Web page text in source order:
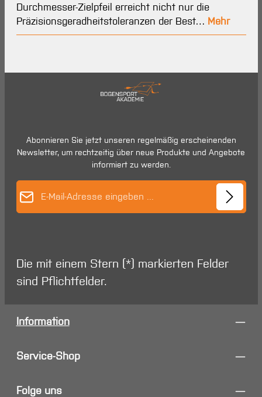
Durchmesser-Zielpfeil erreicht nicht nur die
Präzisionsgeradheitstoleranzen der Best… Mehr
Abonnieren Sie jetzt unseren regelmäßig erscheinenden
Newsletter, um rechtzeitig über neue Produkte und Angebote
informiert zu werden.
Die mit einem Stern (*) markierten Felder
sind Pflichtfelder.
Information
Service-Shop
Folge uns